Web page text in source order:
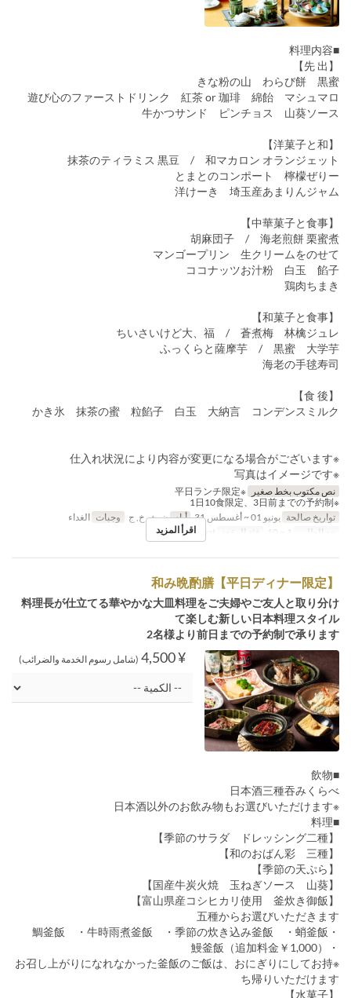
■料理内容
【先 出】
きな粉の山 わらび餅 黒蜜
遊び心のファーストドリンク 紅茶 or 珈琲 綿飴 マシュマロ
牛かつサンド ピンチョス 山葵ソース
【洋菓子と和】
抹茶のティラミス 黒豆 / 和マカロン オランジェット
とまとのコンポート 檸檬ぜりー
洋けーき 埼玉産あまりんジャム
【中華菓子と食事】
胡麻団子 / 海老煎餅 栗蜜煮
マンゴープリン 生クリームをのせて
ココナッツお汁粉 白玉 餡子
鶏肉ちまき
【和菓子と食事】
ちいさいけど大、福 / 蒼煮梅 林檎ジュレ
ふっくらと薩摩芋 / 黒蜜 大学芋
海老の手毬寿司
【食 後】
かき氷 抹茶の蜜 粒餡子 白玉 大納言 コンデンスミルク
※仕入れ状況により内容が変更になる場合がございます
※写真はイメージです
نص مكتوب بخط صغير
※平日ランチ限定
※1日10食限定、3日前までの予約制
تواريخ صالحة يونيو 01 ~ أغسطس 31 أيام ن, ث, خ, ج وجبات الغداء
حد الطلب
فئة المقعد اقرأ المزيد
和み晩酌膳【平日ディナー限定】
料理長が仕立てる華やかな大皿料理をご夫婦やご友人と取り分け
て楽しむ新しい日本料理スタイル
2名様より前日までの予約制で承ります
¥ 4,500 (شامل رسوم الخدمة والضرائب)
■飲物
日本酒三種吞みくらべ
※日本酒以外のお飲み物もお選びいただけます
■料理
【季節のサラダ ドレッシング二種】
【和のおばん彩 三種】
【季節の天ぷら】
【国産牛炭火焼 玉ねぎソース 山葵】
【富山県産コシヒカリ使用 釜炊き御飯】
五種からお選びいただきます
・鯛釜飯 ・牛時雨煮釜飯 ・季節の炊き込み釜飯 ・蛸釜飯
・鰻釜飯（追加料金￥1,000）
※お召し上がりになれなかった釜飯のご飯は、おにぎりにしてお持
ち帰りいただけます
【水菓子】